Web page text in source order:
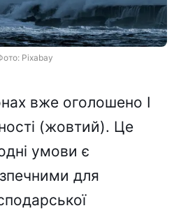
Pixabay
вже оголошено I
(жовтий). Це
умови є
для